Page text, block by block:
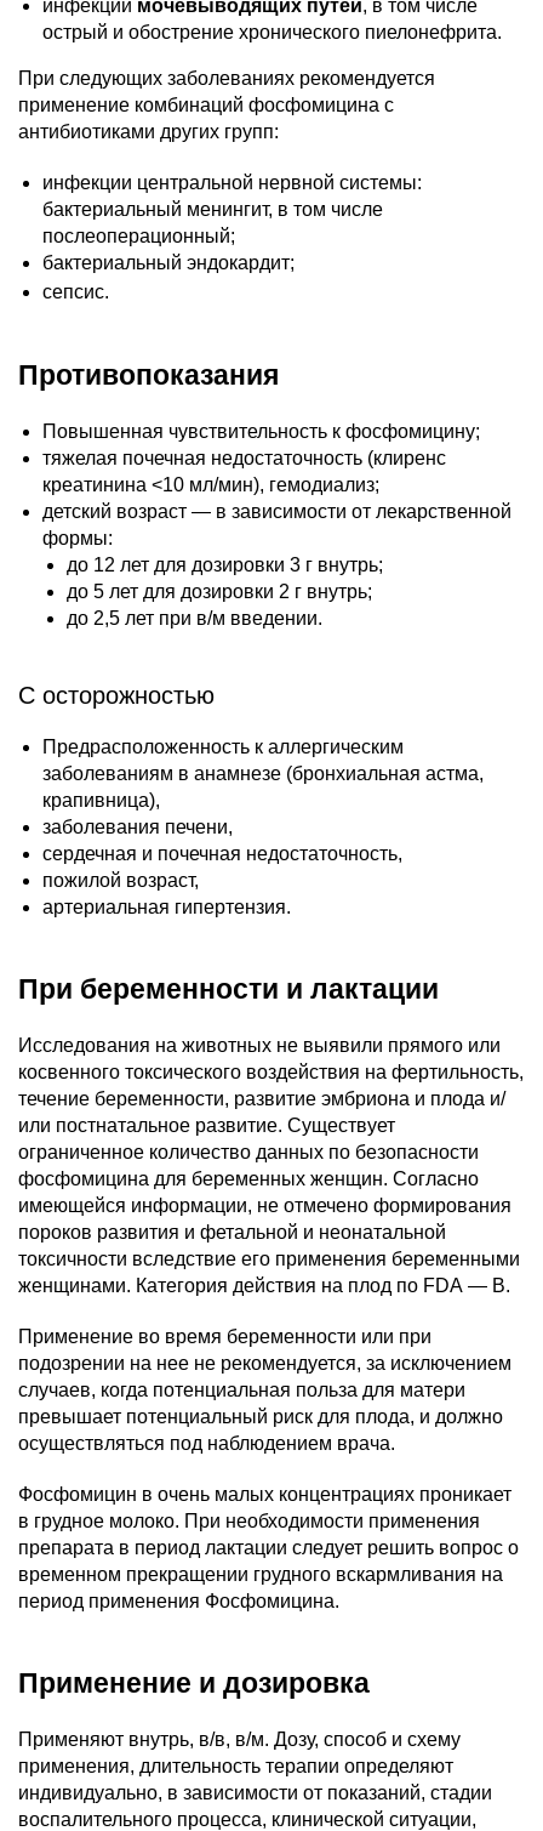
инфекции мочевыводящих путей, в том числе
острый и обострение хронического пиелонефрита.
При следующих заболеваниях рекомендуется
применение комбинаций фосфомицина с
антибиотиками других групп:
инфекции центральной нервной системы:
бактериальный менингит, в том числе
послеоперационный;
бактериальный эндокардит;
сепсис.
Противопоказания
Повышенная чувствительность к фосфомицину;
тяжелая почечная недостаточность (клиренс
креатинина <10 мл/мин), гемодиализ;
детский возраст — в зависимости от лекарственной
формы:
до 12 лет для дозировки 3 г внутрь;
до 5 лет для дозировки 2 г внутрь;
до 2,5 лет при в/м введении.
С осторожностью
Предрасположенность к аллергическим
заболеваниям в анамнезе (бронхиальная астма,
крапивница),
заболевания печени,
сердечная и почечная недостаточность,
пожилой возраст,
артериальная гипертензия.
При беременности и лактации
Исследования на животных не выявили прямого или
косвенного токсического воздействия на фертильность,
течение беременности, развитие эмбриона и плода и/
или постнатальное развитие. Существует
ограниченное количество данных по безопасности
фосфомицина для беременных женщин. Согласно
имеющейся информации, не отмечено формирования
пороков развития и фетальной и неонатальной
токсичности вследствие его применения беременными
женщинами. Категория действия на плод по FDA — B.
Применение во время беременности или при
подозрении на нее не рекомендуется, за исключением
случаев, когда потенциальная польза для матери
превышает потенциальный риск для плода, и должно
осуществляться под наблюдением врача.
Фосфомицин в очень малых концентрациях проникает
в грудное молоко. При необходимости применения
препарата в период лактации следует решить вопрос о
временном прекращении грудного вскармливания на
период применения Фосфомицина.
Применение и дозировка
Применяют внутрь, в/в, в/м. Дозу, способ и схему
применения, длительность терапии определяют
индивидуально, в зависимости от показаний, стадии
воспалительного процесса, клинической ситуации,